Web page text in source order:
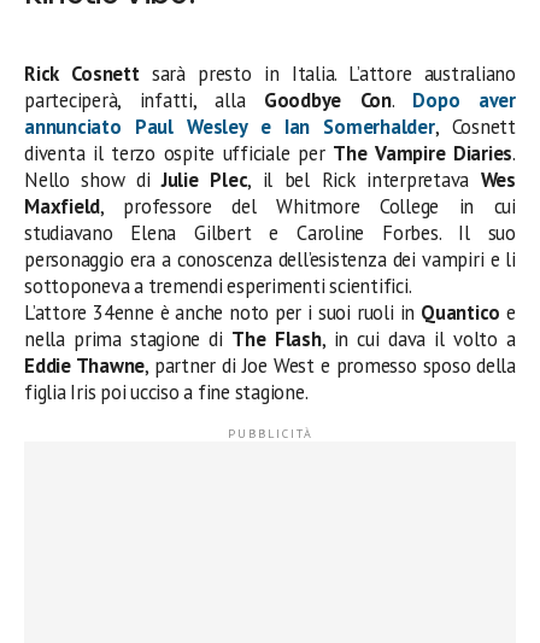
Rick Cosnettsarà presto in Italia. L’attore australiano
parteciperà, infatti, alla Goodbye Con. Dopo aver
annunciato Paul Wesley e Ian Somerhalder, Cosnett
diventa il terzo ospite ufficiale per The Vampire Diaries.
Nello show diJulie Plec, il bel Rick interpretava Wes
Maxfield, professore del Whitmore College in cui
studiavano Elena Gilbert e Caroline Forbes. Il suo
personaggio era a conoscenza dell’esistenza dei vampiri e li
sottoponeva a tremendi esperimenti scientifici.
L’attore 34enne è anche noto per i suoi ruoli in Quantico e
nella prima stagione di The Flash, in cui dava il volto a
Eddie Thawne, partner di Joe West e promesso sposo della
figlia Iris poi ucciso a fine stagione.